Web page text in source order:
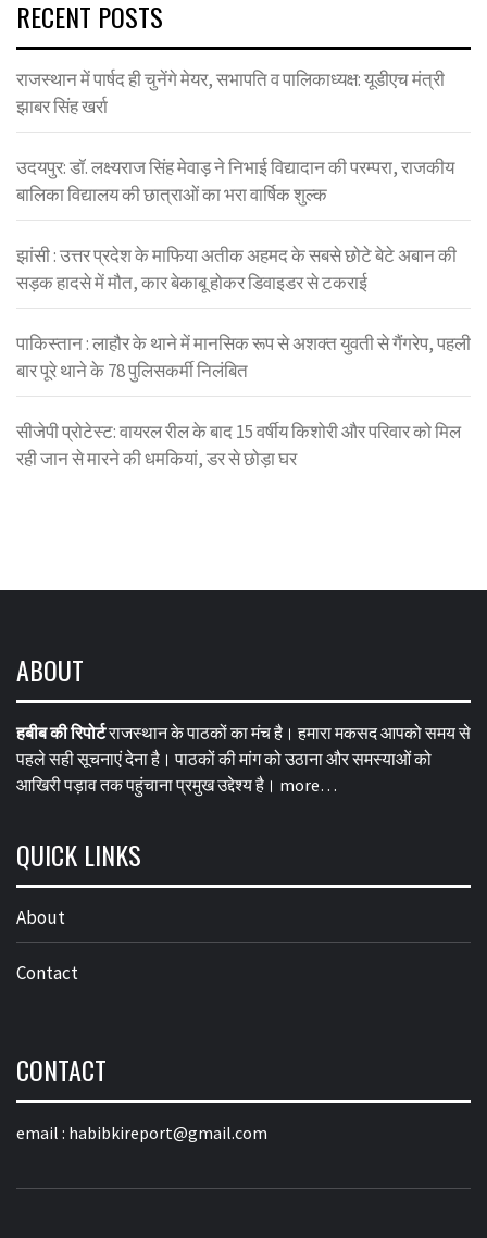
RECENT POSTS
राजस्थान में पार्षद ही चुनेंगे मेयर, सभापति व पालिकाध्यक्ष: यूडीएच मंत्री
झाबर सिंह खर्रा
उदयपुर: डॉ. लक्ष्यराज सिंह मेवाड़ ने निभाई विद्यादान की परम्परा, राजकीय
बालिका विद्यालय की छात्राओं का भरा वार्षिक शुल्क
झांसी : उत्तर प्रदेश के माफिया अतीक अहमद के सबसे छोटे बेटे अबान की
सड़क हादसे में मौत, कार बेकाबू होकर डिवाइडर से टकराई
पाकिस्तान : लाहौर के थाने में मानसिक रूप से अशक्त युवती से गैंगरेप, पहली
बार पूरे थाने के 78 पुलिसकर्मी निलंबित
सीजेपी प्रोटेस्ट: वायरल रील के बाद 15 वर्षीय किशोरी और परिवार को मिल
रही जान से मारने की धमकियां, डर से छोड़ा घर
ABOUT
हबीब की रिपोर्टराजस्थान के पाठकों का मंच है। हमारा मकसद आपको समय से
पहले सही सूचनाएं देना है। पाठकों की मांग को उठाना और समस्याओं को
आखिरी पड़ाव तक पहुंचाना प्रमुख उद्देश्य है। more…
QUICK LINKS
About
Contact
CONTACT
email : habibkireport@gmail.com